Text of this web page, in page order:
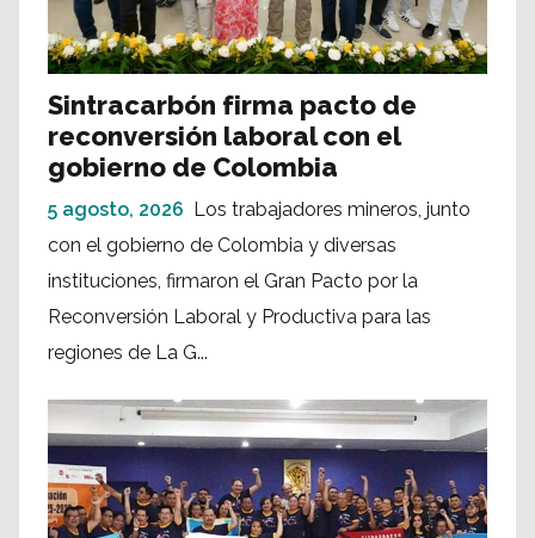
Sintracarbón firma pacto de
reconversión laboral con el
gobierno de Colombia
5 agosto, 2026 Los trabajadores mineros, junto
con el gobierno de Colombia y diversas
instituciones, firmaron el Gran Pacto por la
Reconversión Laboral y Productiva para las
regiones de La G...